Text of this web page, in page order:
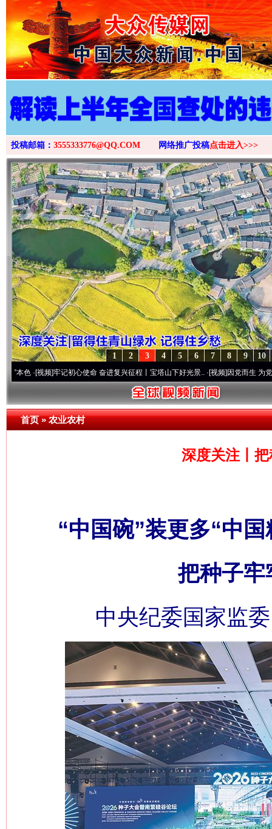
>
投稿邮箱： 3555333776@QQ.COM 网络推广投稿点击进入>>>
10
9
8
7
6
5
4
3
2
1
牢记初心使命 奋进复兴征程丨宝塔山下好光景..·[视频]因党而生 为党而战——百
首页»农业农村
深度关注丨
“中国碗”装更多“中
把种子牢
中央纪委国家监